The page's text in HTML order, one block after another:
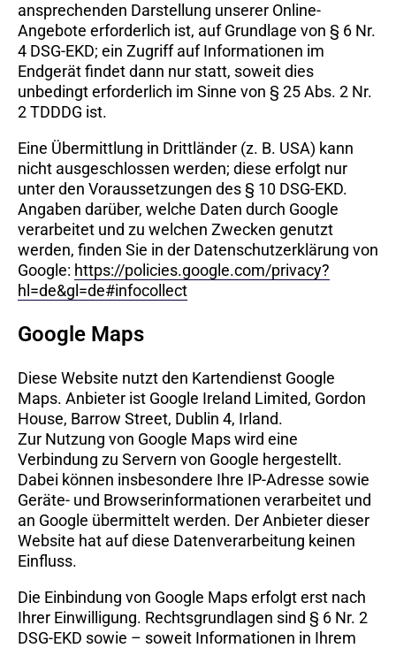
ansprechenden Darstellung unserer Online-
Angebote erforderlich ist, auf Grundlage von § 6 Nr.
4 DSG-EKD; ein Zugriff auf Informationen im
Endgerät findet dann nur statt, soweit dies
unbedingt erforderlich im Sinne von § 25 Abs. 2 Nr.
2 TDDDG ist.
Eine Übermittlung in Drittländer (z. B. USA) kann
nicht ausgeschlossen werden; diese erfolgt nur
unter den Voraussetzungen des § 10 DSG-EKD.
Angaben darüber, welche Daten durch Google
verarbeitet und zu welchen Zwecken genutzt
werden, finden Sie in der Datenschutzerklärung von
Google: https://policies.google.com/privacy?
hl=de&gl=de#infocollect
Google Maps
Diese Website nutzt den Kartendienst Google
Maps. Anbieter ist Google Ireland Limited, Gordon
House, Barrow Street, Dublin 4, Irland.
Zur Nutzung von Google Maps wird eine
Verbindung zu Servern von Google hergestellt.
Dabei können insbesondere Ihre IP-Adresse sowie
Geräte- und Browserinformationen verarbeitet und
an Google übermittelt werden. Der Anbieter dieser
Website hat auf diese Datenverarbeitung keinen
Einfluss.
Die Einbindung von Google Maps erfolgt erst nach
Ihrer Einwilligung. Rechtsgrundlagen sind § 6 Nr. 2
DSG-EKD sowie – soweit Informationen in Ihrem